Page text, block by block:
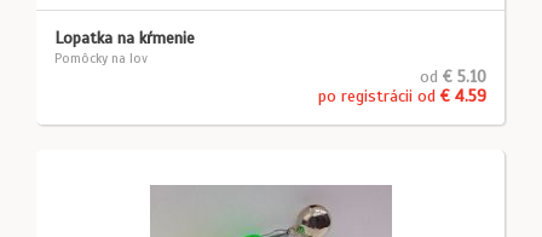
Lopatka na kŕmenie
Pomôcky na lov
od € 5.10
po registrácii od € 4.59